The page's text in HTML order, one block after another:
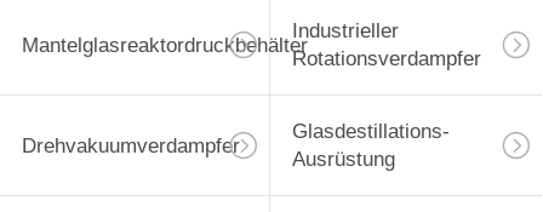
Mantelglasreaktordruckbehälter
Industrieller
Rotationsverdampfer
Drehvakuumverdampfer
Glasdestillations-
Ausrüstung